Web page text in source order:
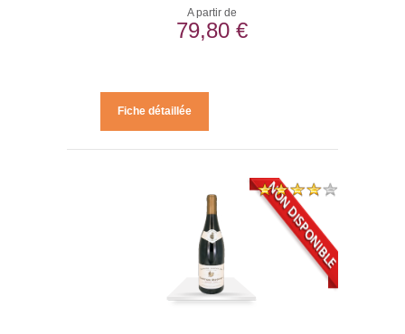
A partir de
79,80 €
Fiche détaillée